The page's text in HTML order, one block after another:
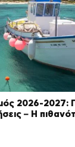
2026-2027:
– Η